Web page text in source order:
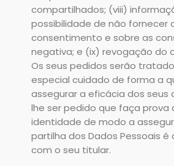
compartilhados; (viii)
possibilidade de não fornecer
consentimento e sobre as
negativa; e (ix) revogação do
Os seus pedidos serão
especial cuidado de forma a
assegurar a eficácia dos seus
lhe ser pedido que faça prova
identidade de modo a
partilha dos Dados Pessoais
com o seu titular.